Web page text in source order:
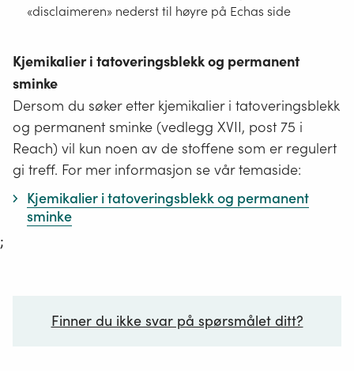
«disclaimeren» nederst til høyre på Echas side
Kjemikalier i tatoveringsblekk og permanent
sminke
Dersom du søker etter kjemikalier i tatoveringsblekk
og permanent sminke (vedlegg XVII, post 75 i
Reach) vil kun noen av de stoffene som er regulert
gi treff. For mer informasjon se vår temaside:
Kjemikalier i tatoveringsblekk og permanent
sminke
;
Finner du ikke svar på spørsmålet ditt?